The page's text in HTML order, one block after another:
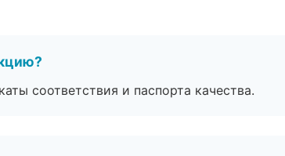
соответствия и паспорта качества.